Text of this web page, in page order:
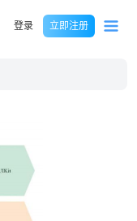
登录 立即注册